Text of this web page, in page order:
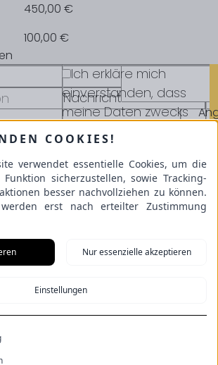
450,00 €
100,00 €
Nachricht
Ich erkläre mich
einverstanden, dass
meine Daten zwecks
Verarbeitung
dürfen*
COOKIES!
verwendet essentielle Cookies, um die
sicherzustellen, sowie Tracking-
besser nachvollziehen zu können.
werden erst nach erteilter Zustimmung
Nur essenzielle akzeptieren
Einstellungen